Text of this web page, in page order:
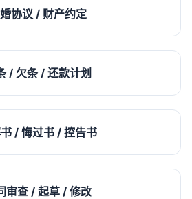
协议 / 财产约定
/ 欠条 / 还款计划
/ 悔过书 / 控告书
审查 / 起草 / 修改